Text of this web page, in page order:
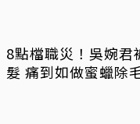
8點檔職災！吳婉君
髮 痛到如做蜜蠟除